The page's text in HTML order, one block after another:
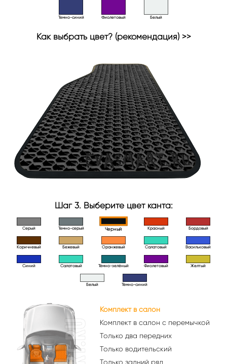
Темно-синий Фиолетовый Белый
Как выбрать цвет? (рекомендация) >>
Шаг 3. Выберите цвет канта:
Серый Темно-серый Черный Красный Бордовый
Коричневый Бежевый Оранжевый Салатовый Васильковый
Синий Салатовый Тёмно-зелёный Фиолетовый Желтый
Белый Тёмно-синий
Комплект в салон
Комплект в салон с перемычкой
Только два передних
Только водительский
Только задний ряд